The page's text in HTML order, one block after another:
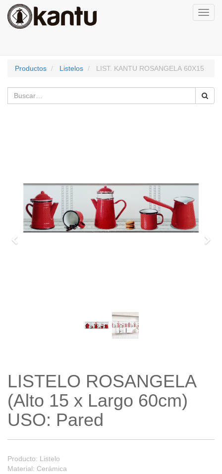
Productos Listelos LIST. KANTU ROSANGELA 60X15
LISTELO ROSANGELA
(Alto 15 x Largo 60cm)
USO: Pared
Producto: Listelo
Material: Cerámica